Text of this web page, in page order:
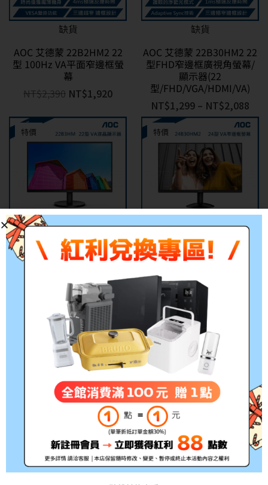
缺貨
AOC 艾德蒙 22B2HM2 22
型 100Hz VA平面窄邊框螢
幕
NT$2,390 NT$1,920
缺貨
AOC 艾德蒙 22B30HM2 22
型FHD窄邊框廣視角螢幕/
顯示器(22
型/FHD/VGA/HDMI/VA)
NT$1,299 – NT$2,088
特價
缺貨
AOC 艾德蒙 22B3HM 22型
評分 5.00
滿分 5
2,390 NT$ 1,860
特價
缺貨
AOC 艾德蒙 24B30HM2 24
型 100Hz VA窄邊框螢幕
Adaptive-Sync技術
NT$2,699 NT$
缺貨
AOC 艾德蒙 24型
特價
缺貨
AOC 艾德蒙 Q27B3S2 27型